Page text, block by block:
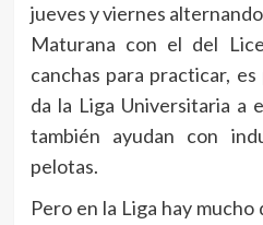
jueves y viernes
Maturana con el del
canchas para practicar,
da la Liga Universitaria a
también ayudan con
pelotas.
Pero en la Liga hay